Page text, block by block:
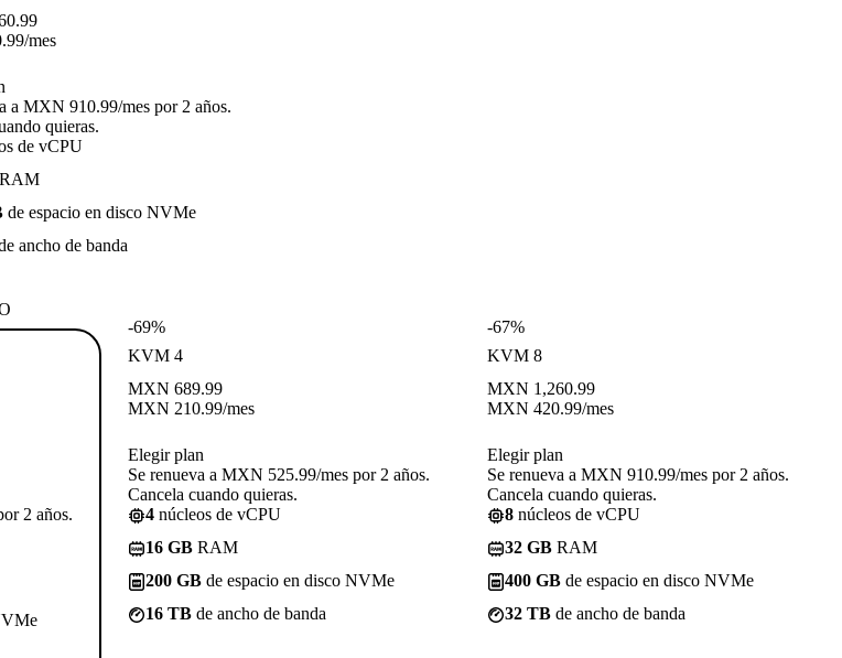
/mes
a MXN 910.99/mes por 2 años.
quieras.
de vCPU
RAM
de espacio en disco NVMe
ancho de banda
2 años.
-69%
KVM 4
MXN 689.99
MXN 210.99/mes
Elegir plan
Se renueva a MXN 525.99/mes por 2 años.
Cancela cuando quieras.
4 núcleos de vCPU
16 GB RAM
200 GB de espacio en disco NVMe
16 TB de ancho de banda
-67%
KVM 8
MXN 1,260.99
MXN 420.99/mes
Elegir plan
Se renueva a MXN 910.99/mes por 2 años.
Cancela cuando quieras.
8 núcleos de vCPU
32 GB RAM
400 GB de espacio en disco NVMe
32 TB de ancho de banda